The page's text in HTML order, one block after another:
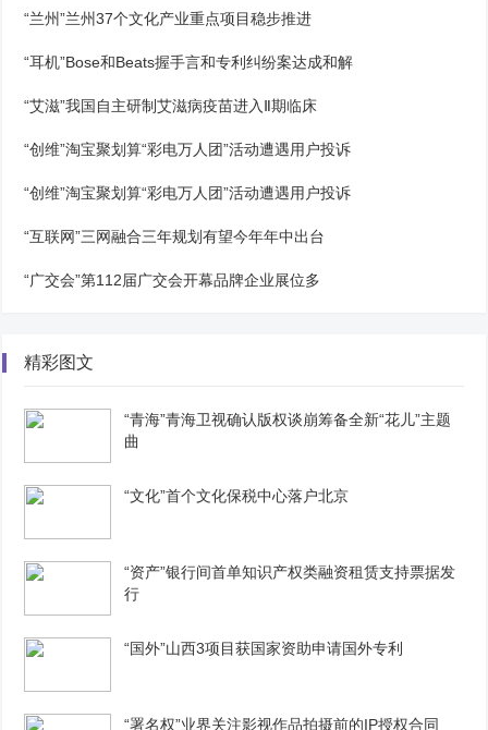
“兰州”兰州37个文化产业重点项目稳步推进
“耳机”Bose和Beats握手言和专利纠纷案达成和解
“艾滋”我国自主研制艾滋病疫苗进入Ⅱ期临床
“创维”淘宝聚划算“彩电万人团”活动遭遇用户投诉
“创维”淘宝聚划算“彩电万人团”活动遭遇用户投诉
“互联网”三网融合三年规划有望今年年中出台
“广交会”第112届广交会开幕品牌企业展位多
精彩图文
“青海”青海卫视确认版权谈崩筹备全新“花儿”主题
曲
“文化”首个文化保税中心落户北京
“资产”银行间首单知识产权类融资租赁支持票据发
行
“国外”山西3项目获国家资助申请国外专利
“署名权”业界关注影视作品拍摄前的IP授权合同